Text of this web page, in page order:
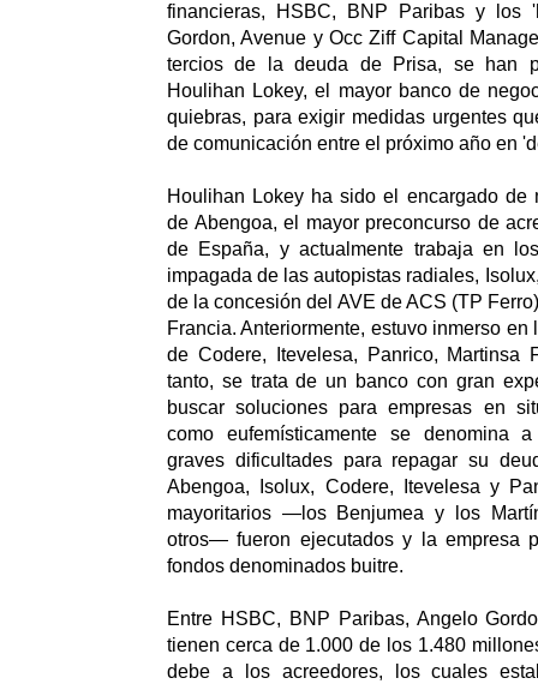
financieras, HSBC, BNP Paribas y los
Gordon, Avenue y Occ Ziff Capital
tercios de la deuda de Prisa, se han
Houlihan Lokey, el mayor banco de
quiebras, para exigir medidas urgentes
de comunicación entre el próximo año en
Houlihan Lokey ha sido el encargado de
de Abengoa, el mayor preconcurso de
de España, y actualmente trabaja en
impagada de las autopistas radiales,
de la concesión del AVE de ACS (TP
Francia. Anteriormente, estuvo inmerso en
de Codere, Itevelesa, Panrico, Martinsa
tanto, se trata de un banco con gran
buscar soluciones para empresas en
como eufemísticamente se denomina
graves dificultades para repagar su
Abengoa, Isolux, Codere, Itevelesa y
mayoritarios —los Benjumea y los
otros— fueron ejecutados y la empresa
fondos denominados buitre.
Entre HSBC, BNP Paribas, Angelo
tienen cerca de 1.000 de los 1.480
debe a los acreedores, los cuales